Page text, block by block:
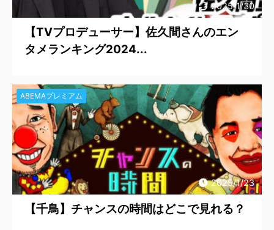
2025/1/30
【TVプロデューサー】佐久間さんのエン
タメランキング2024...
2025/1/23
ABEMAプレミアム
【千鳥】チャンスの時間はどこで見れる？